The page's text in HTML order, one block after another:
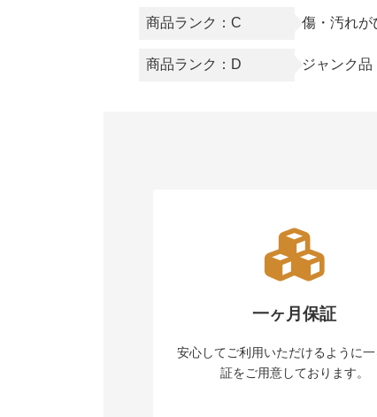
商品ランク：C 傷・汚れが
商品ランク：D ジャンク
一ヶ月保証
安心してご利用いただけるように
証をご用意しております。